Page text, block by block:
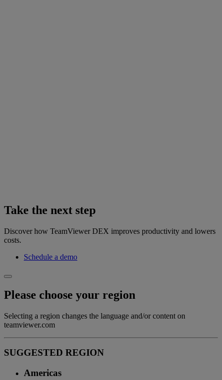
Take the next step
Discover how TeamViewer DEX improves productivity and lowers
costs.
Schedule a demo
Please choose your region
Selecting a region changes the language and/or content on
teamviewer.com
SUGGESTED REGION
Americas